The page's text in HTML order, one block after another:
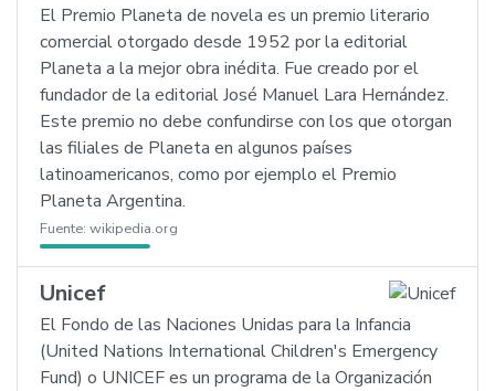
El Premio Planeta de novela es un premio literario
comercial otorgado desde 1952 por la editorial
Planeta a la mejor obra inédita. Fue creado por el
fundador de la editorial José Manuel Lara Hernández.
Este premio no debe confundirse con los que otorgan
las filiales de Planeta en algunos países
latinoamericanos, como por ejemplo el Premio
Planeta Argentina.
Fuente: wikipedia.org
Unicef
El Fondo de las Naciones Unidas para la Infancia
(United Nations International Children's Emergency
Fund) o UNICEF es un programa de la Organización